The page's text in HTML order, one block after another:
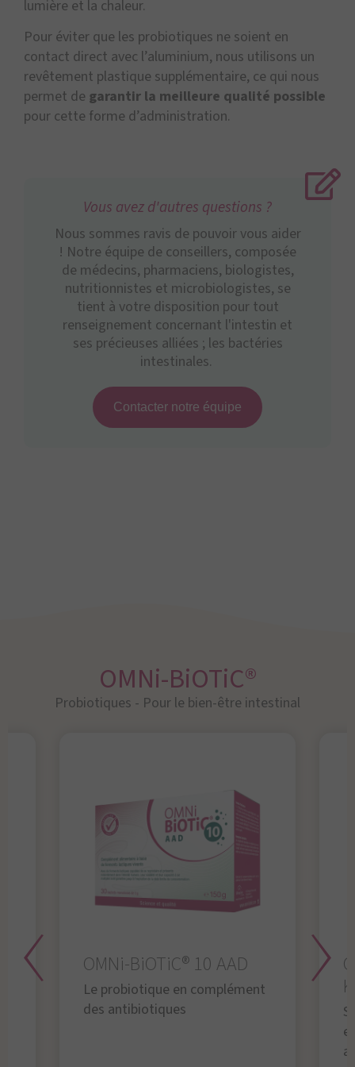
lumière et la chaleur.
Pour éviter que les probiotiques ne soient en
contact direct avec l’aluminium, nous utilisons un
revêtement plastique supplémentaire, ce qui nous
permet de garantir la meilleure qualité possible
pour cette forme d’administration.
Vous avez d'autres questions ?
Nous sommes ravis de pouvoir vous aider
! Notre équipe de conseillers, composée
de médecins, pharmaciens, biologistes,
nutritionnistes et microbiologistes, se
tient à votre disposition pour tout
renseignement concernant l'intestin et
ses précieuses alliées ; les bactéries
intestinales.
Contacter notre équipe
OMNi-BiOTiC®
Probiotiques - Pour le bien-être intestinal
OMNi-BiOTiC® 10 AAD
Le probiotique en complément
des antibiotiques